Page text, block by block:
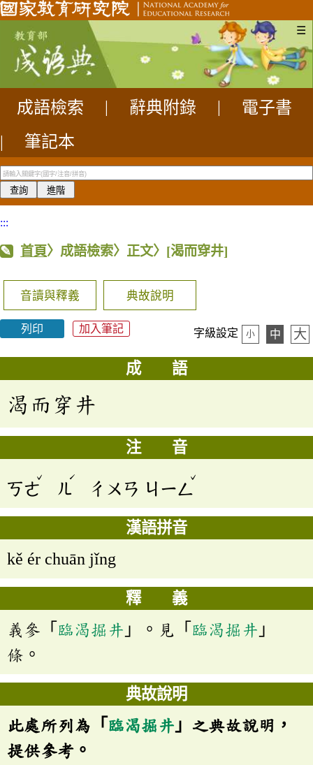
☰
成語檢索 辭典附錄
電子書
|
筆記本
:::
首頁〉成語檢索〉正文〉 [渴而穿井]
音讀與釋義 典故說明
列印 加入筆記 字級設定 小 中 大
成 語
渴而穿井
注 音
ㄎㄜ
ˇ
ㄦ
ˊ
ㄔㄨㄢ ㄐㄧㄥ
ˇ
漢語拼音
kě ér chuān jǐng
釋 義
義參「 臨渴掘井 」。見「 臨渴掘井 」
條。
典故說明
此處所列為「 臨渴掘井 」之典故說明，
提供參考。